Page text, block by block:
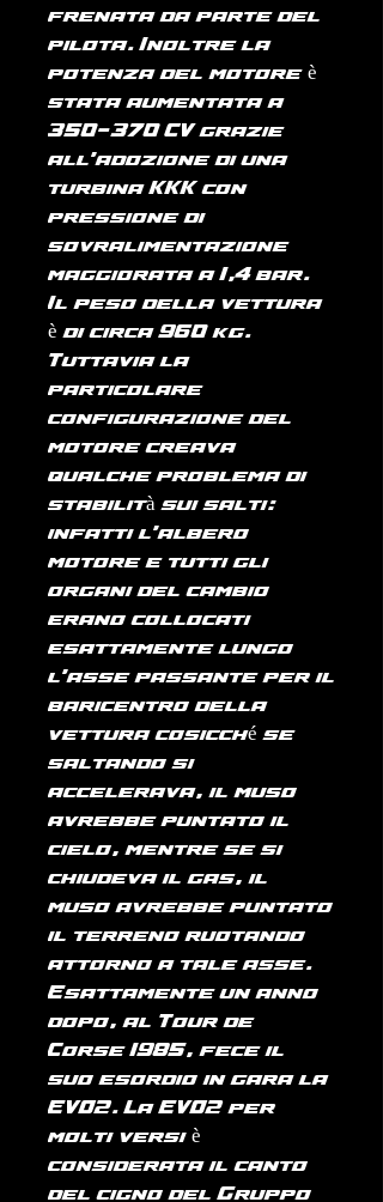
frenata da parte del
pilota. Inoltre la
potenza del motore è
stata aumentata a
350-370 CV grazie
all'adozione di una
turbina KKK con
pressione di
sovralimentazione
maggiorata a 1,4 bar.
Il peso della vettura
è di circa 960 kg.
Tuttavia la
particolare
configurazione del
motore creava
qualche problema di
stabilità sui salti:
infatti l'albero
motore e tutti gli
organi del cambio
erano collocati
esattamente lungo
l'asse passante per il
baricentro della
vettura cosicché se
saltando si
accelerava, il muso
avrebbe puntato il
cielo, mentre se si
chiudeva il gas, il
muso avrebbe puntato
il terreno ruotando
attorno a tale asse.
Esattamente un anno
dopo, al Tour de
Corse 1985, fece il
suo esordio in gara la
EVO2. La EVO2 per
molti versi è
considerata il canto
del cigno del Gruppo